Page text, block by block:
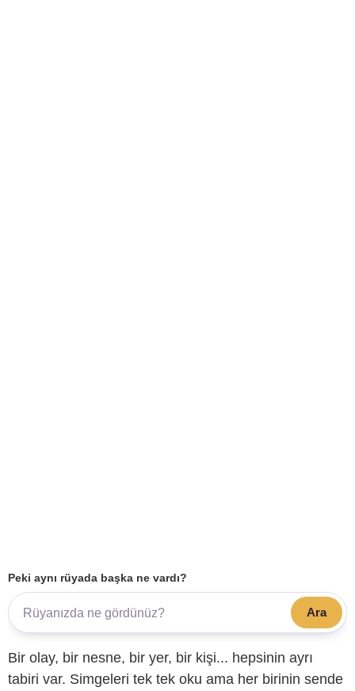
Peki aynı rüyada başka ne vardı?
Ara
Bir olay, bir nesne, bir yer, bir kişi... hepsinin ayrı
tabiri var. Simgeleri tek tek oku ama her birinin sende